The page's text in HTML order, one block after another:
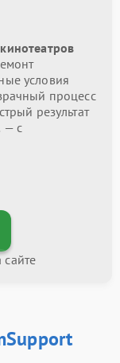
условия
процесс
результат
— с